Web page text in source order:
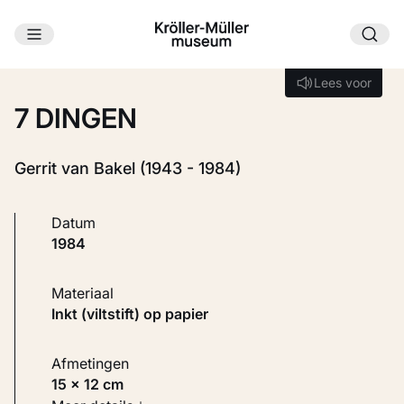
Ga naar hoofdinhoud
Lees voor
Lees voor
7 DINGEN
Gerrit van Bakel (1943 - 1984)
Datum
1984
Materiaal
Inkt (viltstift) op papier
Afmetingen
15 × 12 cm